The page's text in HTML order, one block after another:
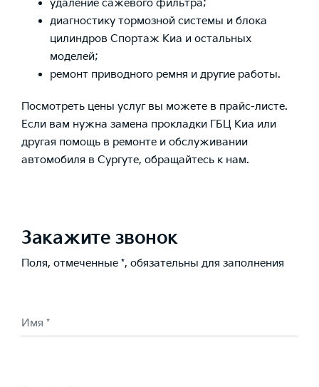
удаление сажевого фильтра;
диагностику тормозной системы и блока
цилиндров Спортаж Киа и остальных
моделей;
ремонт приводного ремня и другие работы.
Посмотреть цены услугвы можете в прайс-листе.
Если вам нужна замена прокладки ГБЦ Киа или
другая помощь в ремонте и обслуживании
автомобиля в Сургуте, обращайтесь к нам.
Закажите звонок
Поля, отмеченные *, обязательны для заполнения
Имя *